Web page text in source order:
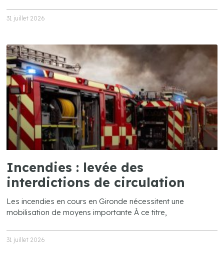
31 juillet 2026
Incendies : levée des
interdictions de circulation
Les incendies en cours en Gironde nécessitent une
mobilisation de moyens importante À ce titre,
31 juillet 2026